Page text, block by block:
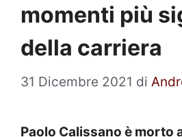
momenti più
della carriera
31 Dicembre 2021 di
Paolo Calissano è morto